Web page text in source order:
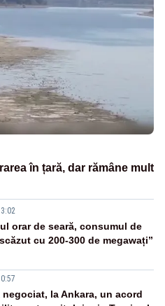
în țară, dar rămâne mult
orar de seară, consumul de
cu 200-300 de megawați”
negociat, la Ankara, un acord